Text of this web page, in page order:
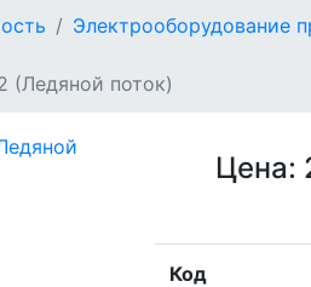
Электрооборудование
(Ледяной поток)
Цена:
Код